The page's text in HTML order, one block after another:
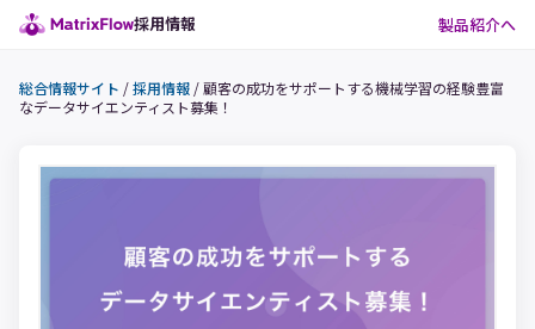
採用情報 製品紹介へ
総合情報サイト /採用情報 /顧客の成功をサポートする機械学習の経験豊富
なデータサイエンティスト募集！